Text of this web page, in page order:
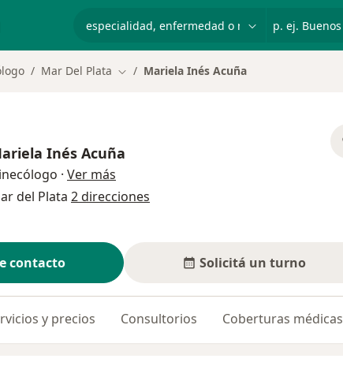
Mar Del Plata Cambiar de ciudad
Mariela Inés Acuña
Inés Acuña
· Ver más
del Plata 2 direcciones
contacto Solicitá un turno
y precios Consultorios Coberturas médicas